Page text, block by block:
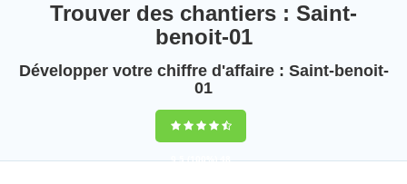
Trouver des chantiers : Saint-
benoit-01
Développer votre chiffre d'affaire : Saint-benoit-
01
9,5(100%)48